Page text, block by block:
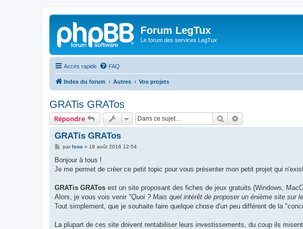
Forum LegTux
Le forum des services LegTux
Accès rapide FAQ
Index du forum Autres Vos projets
GRATis GRATos
Répondre Rechercher
GRATis GRATos
M
s
a
parIsos » 18 août 2016 12:54
Bonjour à tous !
Je me permet de créer ce petit topic pour vous présenter mon petit projet qui
GRATis GRATos est un site proposant des fiches de jeux gratuits (Windows,
Alors, je vous vois venir "Quoi ? Mais quel intérêt de proposer un énième site sur
Tout simplement, que je souhaite faire quelque chose d'un peu différent de la
La plupart de ces site doivent rentabiliser leurs investissements, du coup ils